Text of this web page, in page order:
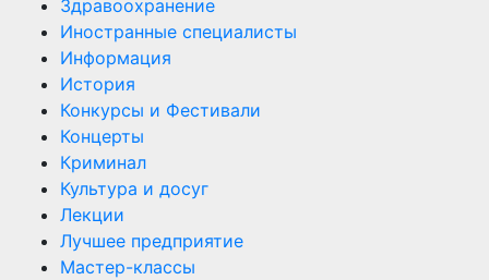
Здравоохранение
Иностранные специалисты
Информация
История
Конкурсы и Фестивали
Концерты
Криминал
Культура и досуг
Лекции
Лучшее предприятие
Мастер-классы